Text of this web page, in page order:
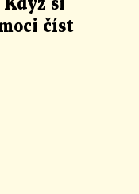
si
číst